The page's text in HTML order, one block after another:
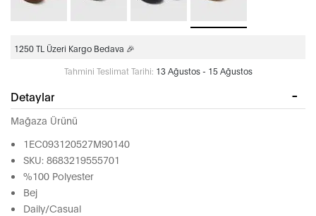
1250 TL Üzeri Kargo Bedava 🎉
Tahmini Teslimat Tarihi: 13 Ağustos - 15 Ağustos
Detaylar
Mağaza Ürünü
1EC093120527M90140
SKU: 8683219555701
%100 Polyester
Bej
Daily/Casual